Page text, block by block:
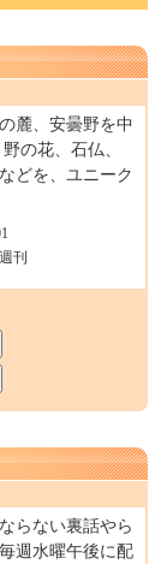
麓、安曇野を中
の花、石仏、
どを、ユニーク
刊
らない裏話やら
週水曜午後に配